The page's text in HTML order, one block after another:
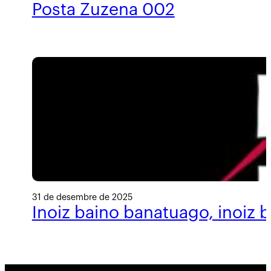
Posta Zuzena 002
31 de desembre de 2025
Inoiz baino banatuago, inoiz